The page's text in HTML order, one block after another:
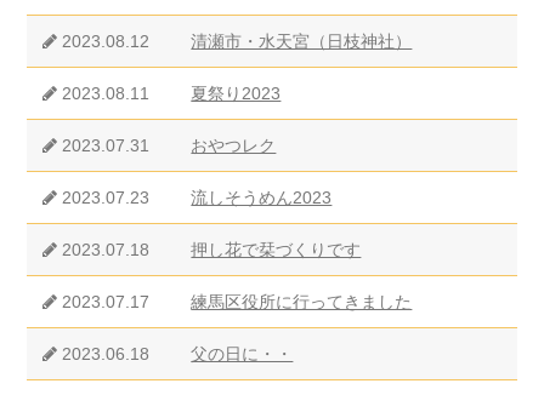
2023.08.12 清瀬市・水天宮（日枝神社）
2023.08.11 夏祭り2023
2023.07.31 おやつレク
2023.07.23 流しそうめん2023
2023.07.18 押し花で栞づくりです
2023.07.17 練馬区役所に行ってきました
2023.06.18 父の日に・・